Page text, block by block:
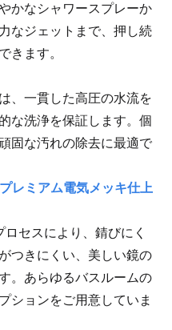
かなシャワースプレーか
なジェットまで、押し続
きます。
、一貫した高圧の水流を
な洗浄を保証します。個
固な汚れの除去に最適で
レミアム電気メッキ仕上
セスにより、錆びにく
つきにくい、美しい鏡の
。あらゆるバスルームの
ションをご用意していま